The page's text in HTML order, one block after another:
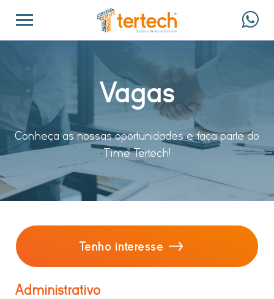
Vagas
Conheça as nossas oportunidades e faça parte do
Time Tertech!
Administrativo
Tenho interesse